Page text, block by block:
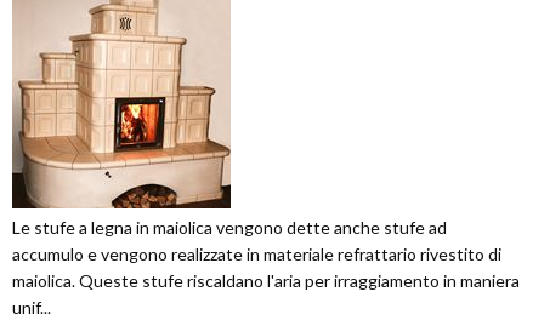
Le stufe a legna in maiolica vengono dette anche stufe ad
accumulo e vengono realizzate in materiale refrattario rivestito di
maiolica. Queste stufe riscaldano l'aria per irraggiamento in maniera
unif...